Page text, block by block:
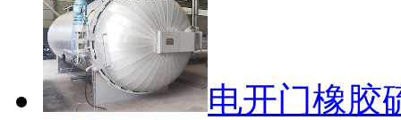
电开门橡胶